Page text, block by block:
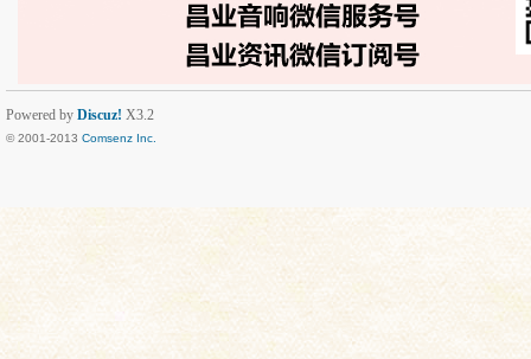
Powered by Discuz! X3.2
© 2001-2013 Comsenz Inc.